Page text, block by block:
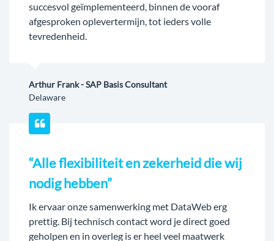
succesvol geïmplementeerd, binnen de vooraf
afgesproken oplevertermijn, tot ieders volle
tevredenheid.
Arthur Frank - SAP Basis Consultant
Delaware
“Alle flexibiliteit en zekerheid die wij
nodig hebben”
Ik ervaar onze samenwerking met DataWeb erg
prettig. Bij technisch contact word je direct goed
geholpen en in overleg is er heel veel maatwerk